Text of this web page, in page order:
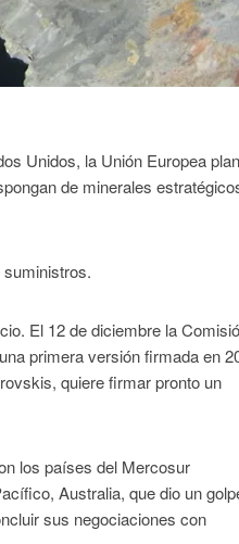
Unidos, la Unión Europea
de minerales
El 12 de diciembre la
primera versión firmada en
quiere firmar pronto un
los países del Mercosur
Australia, que dio un
sus negociaciones con